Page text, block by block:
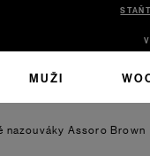
MUŽI
nazouváky Assoro Brown